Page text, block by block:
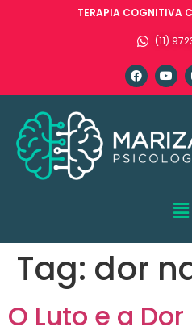
TERAPIA COGNITIVA
(11)
Tag: dor
O Luto e a